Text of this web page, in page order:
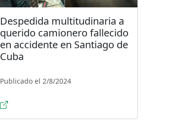
Despedida multitudinaria a
querido camionero fallecido
en accidente en Santiago de
Cuba
Publicado el 2/8/2024